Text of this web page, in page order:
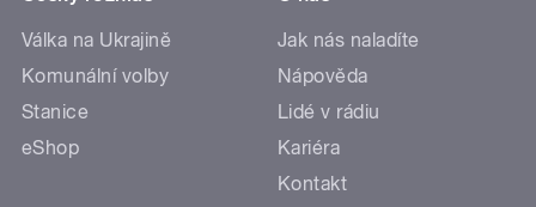
Válka na Ukrajině
Komunální volby
Stanice
eShop
Jak nás naladíte
Nápověda
Lidé v rádiu
Kariéra
Kontakt